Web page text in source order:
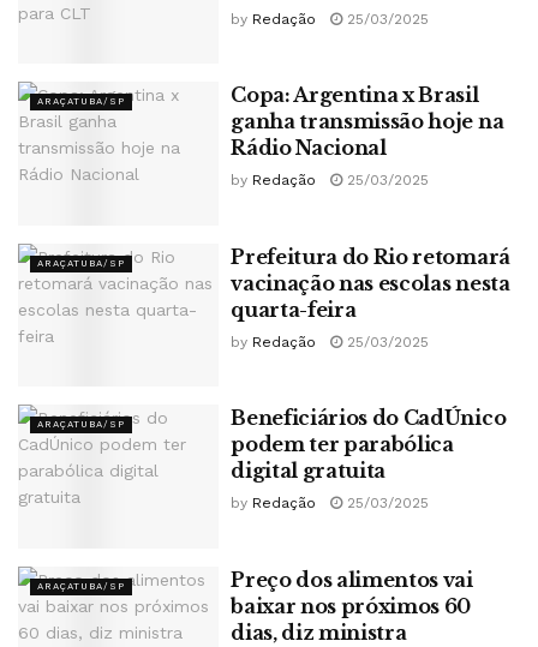
by Redação 25/03/2025
ARAÇATUBA/SP
Copa: Argentina x Brasil
ganha transmissão hoje na
Rádio Nacional
by Redação 25/03/2025
ARAÇATUBA/SP
Prefeitura do Rio retomará
vacinação nas escolas nesta
quarta-feira
by Redação 25/03/2025
ARAÇATUBA/SP
Beneficiários do CadÚnico
podem ter parabólica
digital gratuita
by Redação 25/03/2025
ARAÇATUBA/SP
Preço dos alimentos vai
baixar nos próximos 60
dias, diz ministra